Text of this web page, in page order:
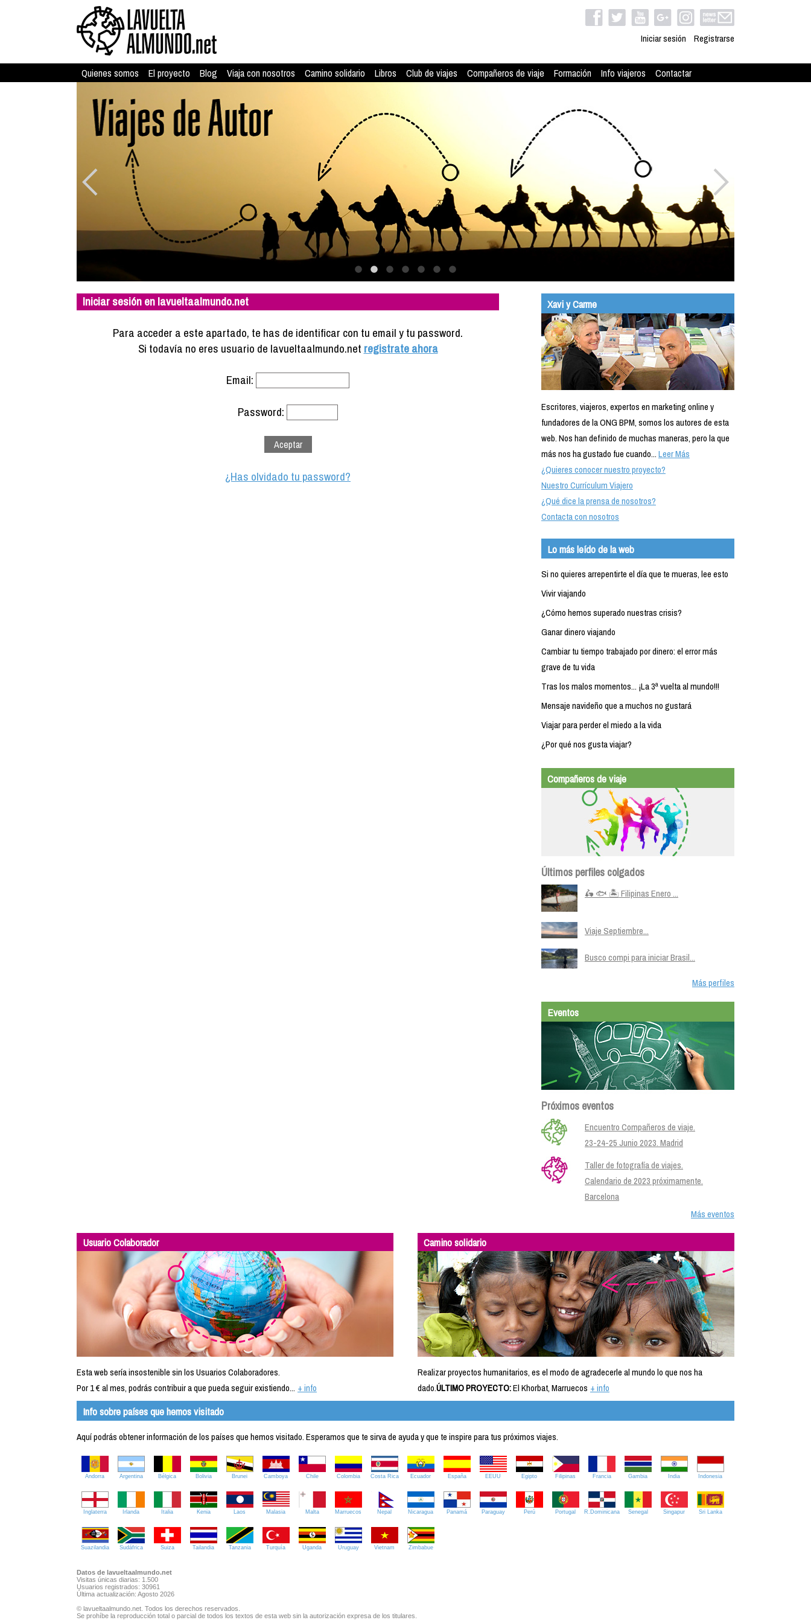
Iniciar sesión Registrarse
Quienes somos El proyecto Blog Viaja con nosotros Camino solidario Libros Club de viajes Compañeros de viaje Formación Info viajeros Contactar
Iniciar sesión en lavueltaalmundo.net
Para acceder a este apartado, te has de identificar con tu email y tu password.
Si todavía no eres usuario de lavueltaalmundo.net registrate ahora
Email:
Password:
¿Has olvidado tu password?
Xavi y Carme
Escritores, viajeros, expertos en marketing online y
fundadores de la ONG BPM, somos los autores de esta
web. Nos han definido de muchas maneras, pero la que
más nos ha gustado fue cuando...Leer Más
¿Quieres conocer nuestro proyecto?
Nuestro Currículum Viajero
¿Qué dice la prensa de nosotros?
Contacta con nosotros
Lo más leído de la web
Si no quieres arrepentirte el día que te mueras, lee esto
Vivir viajando
¿Cómo hemos superado nuestras crisis?
Ganar dinero viajando
Cambiar tu tiempo trabajado por dinero: el error más
grave de tu vida
Tras los malos momentos... ¡La 3ª vuelta al mundo!!!
Mensaje navideño que a muchos no gustará
Viajar para perder el miedo a la vida
¿Por qué nos gusta viajar?
Compañeros de viaje
Últimos perfiles colgados
🛵 🐟 🏝️ Filipinas Enero ...
Viaje Septiembre...
Busco compi para iniciar Brasil...
Más perfiles
Eventos
Próximos eventos
Encuentro Compañeros de viaje.
23-24-25 Junio 2023. Madrid
Taller de fotografía de viajes.
Calendario de 2023 próximamente.
Barcelona
Más eventos
Usuario Colaborador
Esta web sería insostenible sin los Usuarios Colaboradores.
Por 1 € al mes, podrás contribuir a que pueda seguir existiendo... + info
Camino solidario
Realizar proyectos humanitarios, es el modo de agradecerle al mundo lo que nos ha
dado.ÚLTIMO PROYECTO:El Khorbat, Marruecos + info
Info sobre países que hemos visitado
Aquí podrás obtener información de los países que hemos visitado. Esperamos que te sirva de ayuda y que te inspire para tus próximos viajes.
Andorra Argentina Bélgica Bolivia Brunei Camboya Chile Colombia Costa Rica Ecuador España EEUU Egipto Filipinas Francia Gambia India Indonesia
Inglaterra Irlanda Italia Kenia Laos Malasia Malta Marruecos Nepal Nicaragua Panamá Paraguay Perú Portugal R.Dominicana Senegal Singapur Sri Lanka
Suazilandia Sudáfrica Suiza Tailandia Tanzania Turquía Uganda Uruguay Vietnam Zimbabue
Datos de lavueltaalmundo.net
Visitas únicas diarias: 1.500
Usuarios registrados: 30961
Última actualización: Agosto 2026
© lavueltaalmundo.net. Todos los derechos reservados.
Se prohíbe la reproducción total o parcial de todos los textos de esta web sin la autorización expresa de los titulares.